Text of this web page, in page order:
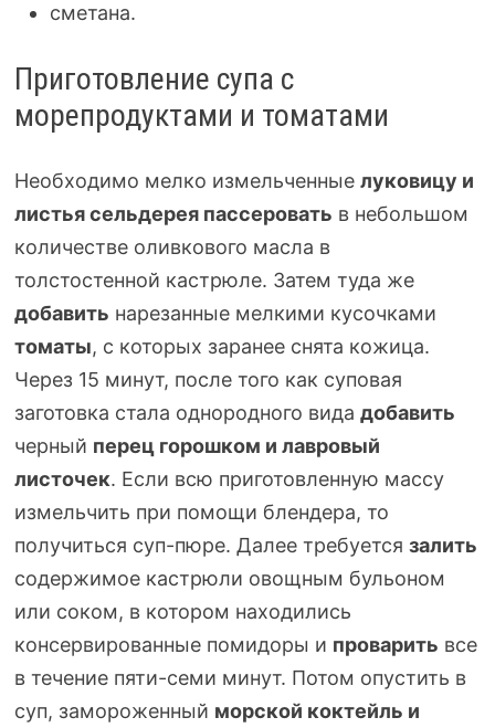
сметана.
Приготовление супа с
морепродуктами и томатами
Необходимо мелко измельченные луковицу и
листья сельдерея пассеровать в небольшом
количестве оливкового масла в
толстостенной кастрюле. Затем туда же
добавить нарезанные мелкими кусочками
томаты, с которых заранее снята кожица.
Через 15 минут, после того как суповая
заготовка стала однородного вида добавить
черный перец горошком и лавровый
листочек. Если всю приготовленную массу
измельчить при помощи блендера, то
получиться суп-пюре. Далее требуется залить
содержимое кастрюли овощным бульоном
или соком, в котором находились
консервированные помидоры и проварить все
в течение пяти-семи минут. Потом опустить в
суп, замороженный морской коктейль и